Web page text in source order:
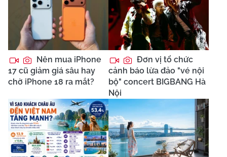
Nên mua iPhone
17 cũ giảm giá sâu hay
chờ iPhone 18 ra mắt?
Đơn vị tổ chức
cảnh báo lừa đảo "vé nội
bộ" concert BIGBANG Hà
Nội